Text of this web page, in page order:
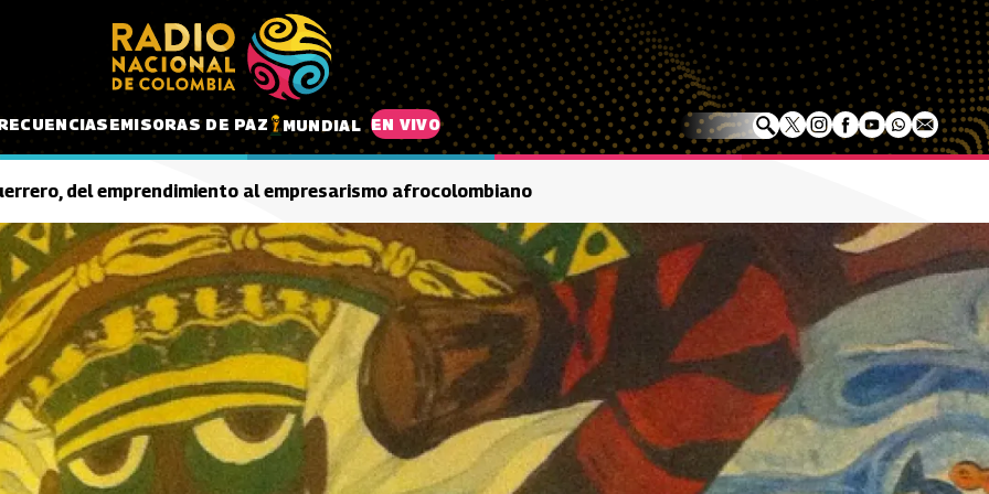
EMISORAS DE PAZ MUNDIAL EN VIVO
del emprendimiento al empresarismo afrocolombiano